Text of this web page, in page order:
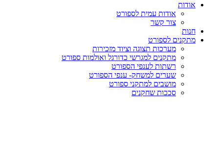
אודות
אודות עמית לספורט
צור קשר
חנות
מתקנים לספורט
מערכות תצוגה וציוד מזכירות
מתקנים למגרשי כדורגל ואולמות ספורט
רשתות לענפי הספורט
שערים למשחק- ענפי הספורט
מושבים למתקני ספורט
סככות שחקנים